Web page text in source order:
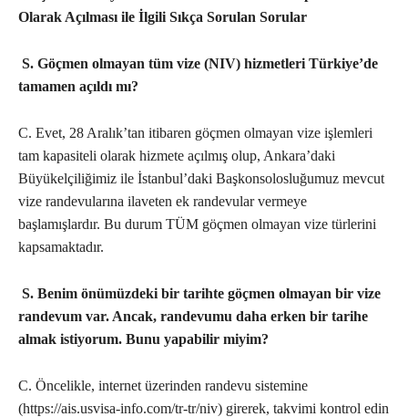
Olarak Açılması ile İlgili Sıkça Sorulan Sorular
S. Göçmen olmayan tüm vize (NIV) hizmetleri Türkiye’de
tamamen açıldı mı?
C. Evet, 28 Aralık’tan itibaren göçmen olmayan vize işlemleri
tam kapasiteli olarak hizmete açılmış olup, Ankara’daki
Büyükelçiliğimiz ile İstanbul’daki Başkonsolosluğumuz mevcut
vize randevularına ilaveten ek randevular vermeye
başlamışlardır. Bu durum TÜM göçmen olmayan vize türlerini
kapsamaktadır.
S. Benim önümüzdeki bir tarihte göçmen olmayan bir vize
randevum var. Ancak, randevumu daha erken bir tarihe
almak istiyorum. Bunu yapabilir miyim?
C. Öncelikle, internet üzerinden randevu sistemine
(https://ais.usvisa-info.com/tr-tr/niv) girerek, takvimi kontrol edin